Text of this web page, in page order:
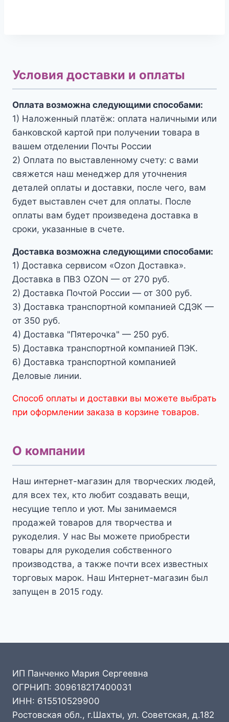
Условия доставки и оплаты
Оплата возможна следующими способами:
1) Наложенный платёж: оплата наличными или
банковской картой при получении товара в
вашем отделении Почты России
2) Оплата по выставленному счету: с вами
свяжется наш менеджер для уточнения
деталей оплаты и доставки, после чего, вам
будет выставлен счет для оплаты. После
оплаты вам будет произведена доставка в
сроки, указанные в счете.
Доставка возможна следующими способами:
1) Доставка сервисом «Ozon Доставка».
Доставка в ПВЗ OZON — от 270 руб.
2) Доставка Почтой России — от 300 руб.
3) Доставка транспортной компанией СДЭК —
от 350 руб.
4) Доставка "Пятерочка" — 250 руб.
5) Доставка транспортной компанией ПЭК.
6) Доставка транспортной компанией
Деловые линии.
Способ оплаты и доставки вы можете выбрать
при оформлении заказа в корзине товаров.
О компании
Наш интернет-магазин для творческих людей,
для всех тех, кто любит создавать вещи,
несущие тепло и уют. Мы занимаемся
продажей товаров для творчества и
рукоделия. У нас Вы можете приобрести
товары для рукоделия собственного
производства, а также почти всех известных
торговых марок. Наш Интернет-магазин был
запущен в 2015 году.
ИП Панченко Мария Сергеевна
ОГРНИП: 309618217400031
ИНН: 615510529900
Ростовская обл., г.Шахты, ул. Советская, д.182